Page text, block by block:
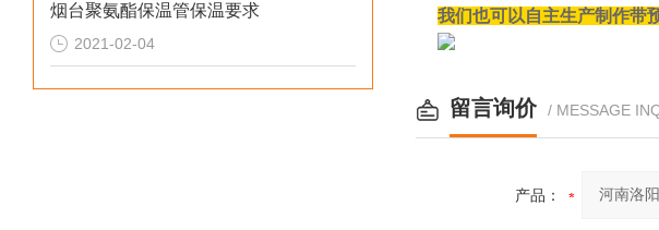
烟台聚氨酯保温管保温要求
2021-02-04
我们也可以自主生产制作带
留言询价 / MESSAGE
产品：